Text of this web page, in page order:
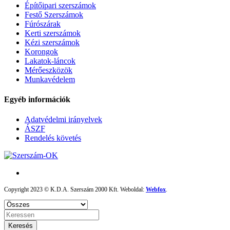
Építőipari szerszámok
Festő Szerszámok
Fúrószárak
Kerti szerszámok
Kézi szerszámok
Korongok
Lakatok-láncok
Mérőeszközök
Munkavédelem
Egyéb információk
Adatvédelmi irányelvek
ÁSZF
Rendelés követés
Copyright 2023 © K.D.A. Szerszám 2000 Kft. Weboldal: Webfox.
Keresés